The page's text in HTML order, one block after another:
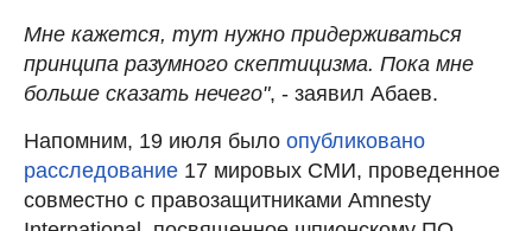
Мне кажется, тут нужно придерживаться
принципа разумного скептицизма. Пока мне
больше сказать нечего", - заявил Абаев.
Напомним, 19 июля было опубликовано
расследование 17 мировых СМИ, проведенное
совместно с правозащитниками Amnesty